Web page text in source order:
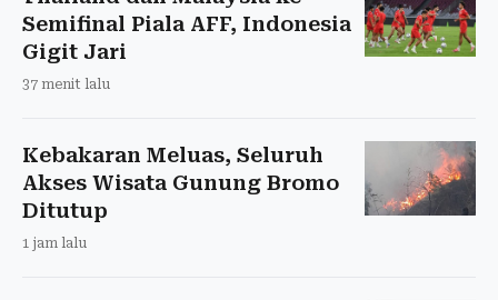
Semifinal Piala AFF, Indonesia
Gigit Jari
37 menit lalu
Kebakaran Meluas, Seluruh
Akses Wisata Gunung Bromo
Ditutup
1 jam lalu